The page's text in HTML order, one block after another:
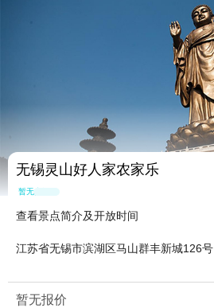
无锡灵山好人家农家乐
暂无点评
查看景点简介及开放时间
江苏省无锡市滨湖区马山群丰新城126号
暂无报价